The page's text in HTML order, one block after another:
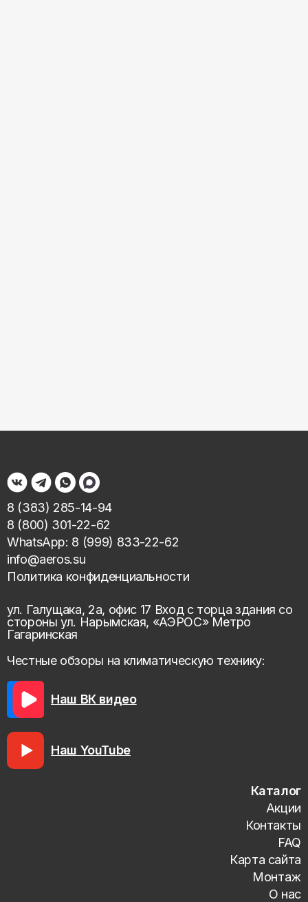
8 (383) 285-14-94
8 (800) 301-22-62
WhatsApp: 8 (999) 833-22-62
info@aeros.su
Политика конфиденциальности
ул. Галущака, 2а, офис 17 Вход с торца здания со
стороны ул. Нарымская, «АЭРОС» Метро
Гагаринская
Честные обзоры на климатическую технику:
Наш ВК видео
Наш YouTube
Каталог
Акции
Контакты
FAQ
Карта сайта
Монтаж
О нас